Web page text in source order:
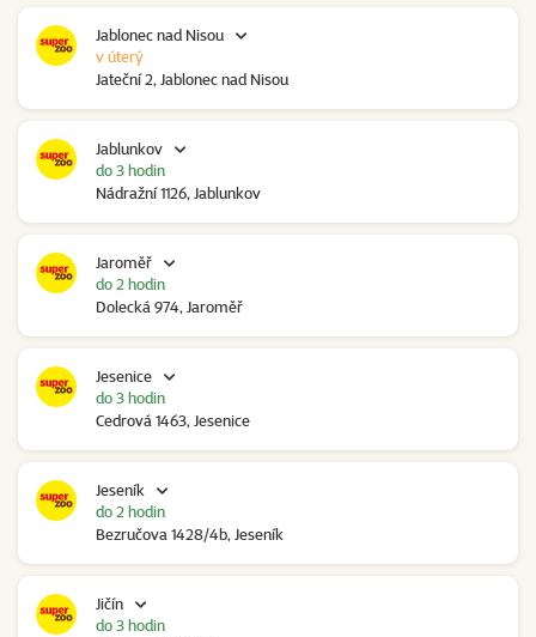
Jablonec nad Nisou
Jateční 2, Jablonec nad Nisou
v úterý
Jablunkov
Nádražní 1126, Jablunkov
do 3 hodin
Jaroměř
Dolecká 974, Jaroměř
do 2 hodin
Jesenice
Cedrová 1463, Jesenice
do 3 hodin
Jeseník
Bezručova 1428/4b, Jeseník
do 2 hodin
Jičín
do 3 hodin